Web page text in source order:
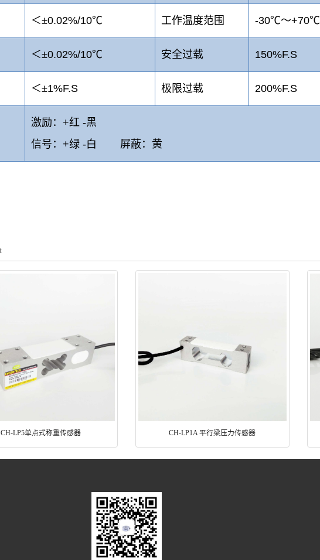
＜±0.02%/10℃ 工作温度范围 -30℃～+70℃
＜±0.02%/10℃ 安全过载 150%F.S
＜±1%F.S 极限过载 200%F.S
激励：+红 -黑
信号：+绿 -白 屏蔽：黄
CH-LP5单点式称重传感器 CH-LP1A 平行梁压力传感器